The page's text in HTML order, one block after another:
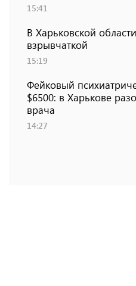
15:41
В Харьковской
взрывчаткой
15:19
Фейковый
$6500: в Харькове
врача
14:27